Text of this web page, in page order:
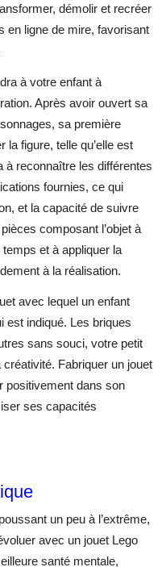
démolir et recréer
en ligne de mire, favorisant
à votre enfant à
Après avoir ouvert sa
sa première
figure, telle qu’elle est
à reconnaître les différentes
fournies, ce qui
et la capacité de suivre
composant l’objet à
et à appliquer la
à la réalisation.
avec lequel un enfant
est indiqué. Les briques
sans souci, votre petit
Fabriquer un jouet
positivement dans son
ses capacités
un peu à l’extrême,
avec un jouet Lego
santé mentale,